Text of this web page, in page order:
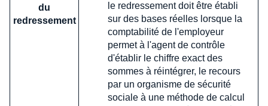
du
redressement
le redressement doit être établi
sur des bases réelles lorsque la
comptabilité de l'employeur
permet à l'agent de contrôle
d'établir le chiffre exact des
sommes à réintégrer, le recours
par un organisme de sécurité
sociale à une méthode de calcul